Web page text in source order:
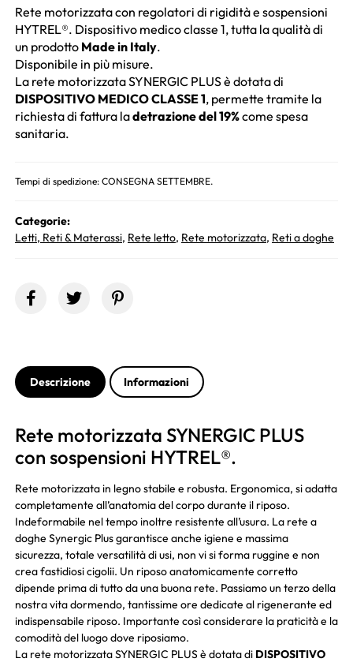
Rete motorizzata con regolatori di rigidità e sospensioni
HYTREL®. Dispositivo medico classe 1, tutta la qualità di
un prodotto Made in Italy.
Disponibile in più misure.
La rete motorizzata SYNERGIC PLUS è dotata di
DISPOSITIVO MEDICO CLASSE 1, permette tramite la
richiesta di fattura ladetrazione del 19%come spesa
sanitaria.
Tempi di spedizione: CONSEGNA SETTEMBRE.
Categorie:
Letti, Reti & Materassi, Rete letto, Rete motorizzata, Reti a doghe
Descrizione Informazioni
Rete motorizzata SYNERGIC PLUS
con sospensioni HYTREL®.
Rete motorizzata in legno stabile e robusta. Ergonomica, si adatta
completamente all’anatomia del corpo durante il riposo.
Indeformabile nel tempo inoltre resistente all’usura. La rete a
doghe Synergic Plus garantisce anche igiene e massima
sicurezza, totale versatilità di usi, non vi si forma ruggine e non
crea fastidiosi cigolii. Un riposo anatomicamente corretto
dipende prima di tutto da una buona rete. Passiamo un terzo della
nostra vita dormendo, tantissime ore dedicate al rigenerante ed
indispensabile riposo. Importante così considerare la praticità e la
comodità del luogo dove riposiamo.
La rete motorizzata SYNERGIC PLUS è dotata di DISPOSITIVO